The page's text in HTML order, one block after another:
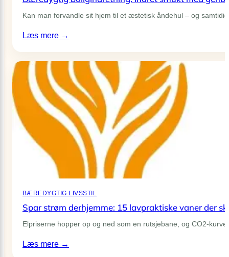
Kan man forvandle sit hjem til et æstetisk åndehul – og
Læs mere →
boligindretning:
Indret
smukt
med
genbrug,
arvestykker
og
upcycling
BÆREDYGTIG LIVSSTIL
Spar strøm derhjemme: 15 lavpraktiske vaner der
Elpriserne hopper op og ned som en rutsjebane, og CO2-
Læs mere →